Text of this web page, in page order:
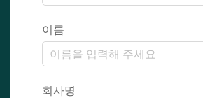
이름
회사명